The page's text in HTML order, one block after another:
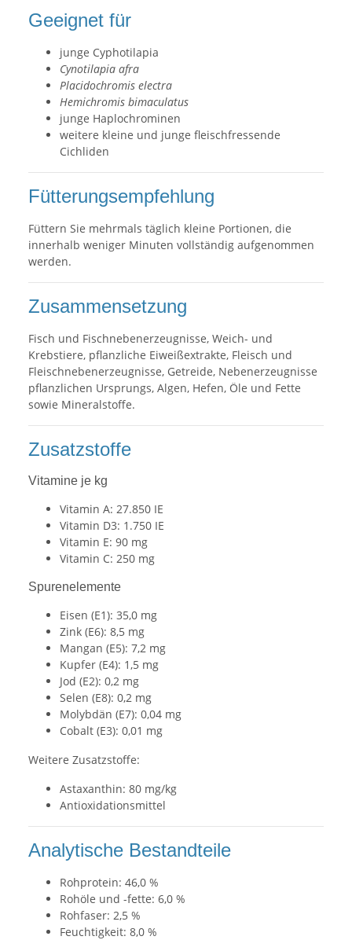
Geeignet für
junge Cyphotilapia
Cynotilapia afra
Placidochromis electra
Hemichromis bimaculatus
junge Haplochrominen
weitere kleine und junge fleischfressende
Cichliden
Fütterungsempfehlung
Füttern Sie mehrmals täglich kleine Portionen, die
innerhalb weniger Minuten vollständig aufgenommen
werden.
Zusammensetzung
Fisch und Fischnebenerzeugnisse, Weich- und
Krebstiere, pflanzliche Eiweißextrakte, Fleisch und
Fleischnebenerzeugnisse, Getreide, Nebenerzeugnisse
pflanzlichen Ursprungs, Algen, Hefen, Öle und Fette
sowie Mineralstoffe.
Zusatzstoffe
Vitamine je kg
Vitamin A: 27.850 IE
Vitamin D3: 1.750 IE
Vitamin E: 90 mg
Vitamin C: 250 mg
Spurenelemente
Eisen (E1): 35,0 mg
Zink (E6): 8,5 mg
Mangan (E5): 7,2 mg
Kupfer (E4): 1,5 mg
Jod (E2): 0,2 mg
Selen (E8): 0,2 mg
Molybdän (E7): 0,04 mg
Cobalt (E3): 0,01 mg
Weitere Zusatzstoffe:
Astaxanthin: 80 mg/kg
Antioxidationsmittel
Analytische Bestandteile
Rohprotein: 46,0 %
Rohöle und -fette: 6,0 %
Rohfaser: 2,5 %
Feuchtigkeit: 8,0 %